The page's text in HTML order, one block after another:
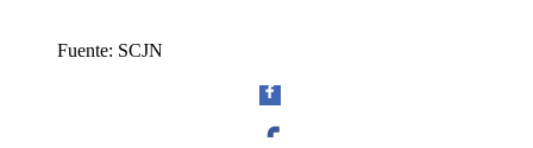
Fuente: SCJN